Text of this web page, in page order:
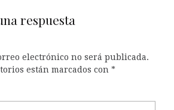
respuesta
electrónico no será publicada.
están marcados con *